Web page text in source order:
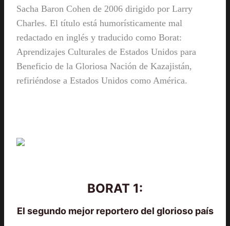
Sacha Baron Cohen de 2006 dirigido por Larry
Charles. El título está humorísticamente mal
redactado en inglés y traducido como Borat:
Aprendizajes Culturales de Estados Unidos para
Beneficio de la Gloriosa Nación de Kazajistán,
refiriéndose a Estados Unidos como América.
BORAT 1:
El segundo mejor reportero del glorioso país